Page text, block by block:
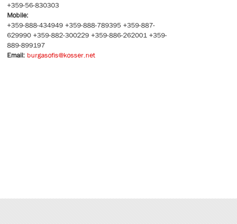
+359-56-830303
Mobile:
+359-888-434949 +359-888-789395 +359-887-
629990 +359-882-300229 +359-886-262001 +359-
889-899197
Email: burgasofis@kosser.net